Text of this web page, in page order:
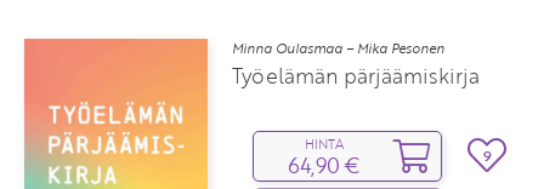
Minna Oulasmaa – Mika Pesonen
Työelämän pärjäämiskirja
HINTA
64,90 € 9